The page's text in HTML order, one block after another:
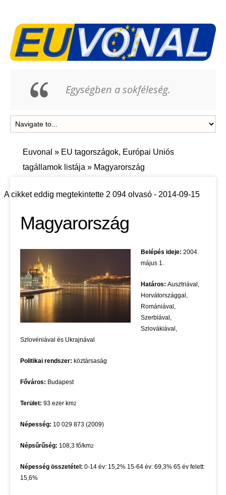
Egységben a sokféleség.
Euvonal » EU tagországok, Európai Uniós
tagállamok listája » Magyarország
A cikket eddig megtekintette 2 094 olvasó - 2014-09-15
Magyarország
Belépés ideje: 2004.
május 1.
Határos: Ausztriával,
Horvátországgal,
Romániával,
Szerbiával,
Szlovákiával,
Szlovéniával és Ukrajnával
Politikai rendszer: köztársaság
Főváros: Budapest
Terület: 93 ezer km2
Népesség: 10 029 873 (2009)
Népsűrűség: 108,3 fő/km2
Népesség összetétel: 0-14 év: 15,2% 15-64 év: 69,3% 65 év felett:
15,6%